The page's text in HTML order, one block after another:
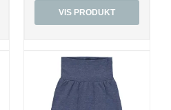
VIS PRODUKT